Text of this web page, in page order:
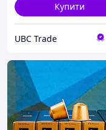
Купити
UBC Trade